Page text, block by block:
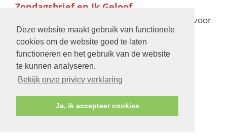
Deze website maakt gebruik van functionele
cookies om de website goed te laten
functioneren en het gebruik van de website
te kunnen analyseren.
Bekijk onze privicy verklaring
Ja, ik accepteer cookies
Zondagsbrief en Ik Geloof
voor
de verschijningsdata in 2025 en 2026
Bijbelschool